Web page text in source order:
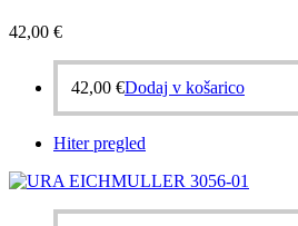
42,00 €
42,00 €Dodaj v košarico
Hiter pregled